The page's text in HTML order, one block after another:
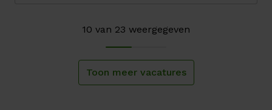
10 van 23 weergegeven
Toon meer vacatures